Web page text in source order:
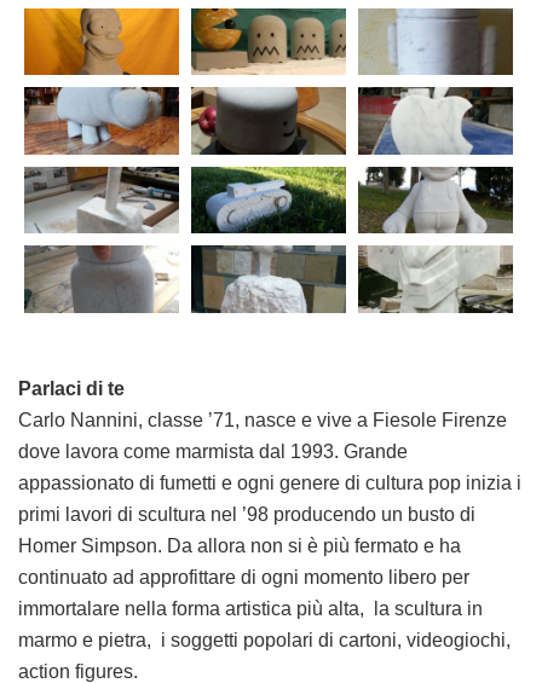
Parlaci di te
Carlo Nannini, classe ’71, nasce e vive a Fiesole Firenze
dove lavora come marmista dal 1993. Grande
appassionato di fumetti e ogni genere di cultura pop inizia i
primi lavori di scultura nel ’98 producendo un busto di
Homer Simpson. Da allora non si è più fermato e ha
continuato ad approfittare di ogni momento libero per
immortalare nella forma artistica più alta, la scultura in
marmo e pietra, i soggetti popolari di cartoni, videogiochi,
action figures.